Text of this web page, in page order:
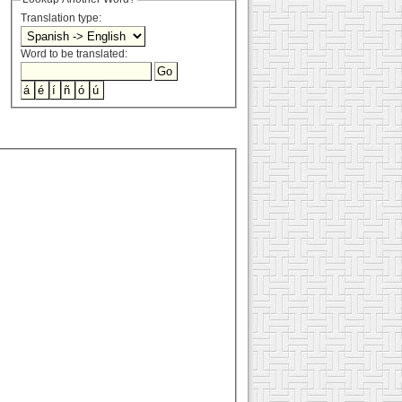
Translation type:
Word to be translated: